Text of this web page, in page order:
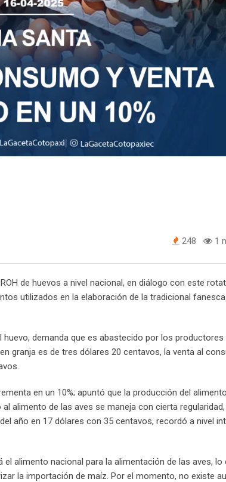
248 1
de huevos a nivel nacional, en diálogo con este
utilizados en la elaboración de la tradicional
demanda que es abastecido por los
granja es de tres dólares 20 centavos, la venta al
en un 10%; apuntó que la producción del
alimento de las aves se maneja con cierta regularidad,
año en 17 dólares con 35 centavos, recordó a nivel
alimento nacional para la alimentación de las aves, lo
la importación de maíz. Por el momento, no existe